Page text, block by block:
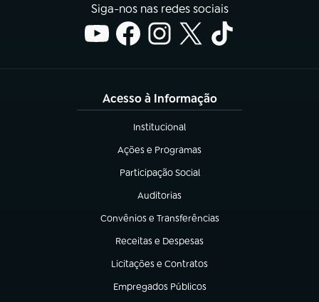
Siga-nos nas redes sociais
Acesso à Informação
Institucional
(abre em nova aba)
Ações e Programas
(abre em nova aba)
Participação Social
(abre em nova aba)
Auditorias
(abre em nova aba)
Convênios e Transferências
(abre em nova aba)
Receitas e Despesas
(abre em nova aba)
Licitações e Contratos
(abre em nova aba)
Empregados Públicos
(abre em nova aba)